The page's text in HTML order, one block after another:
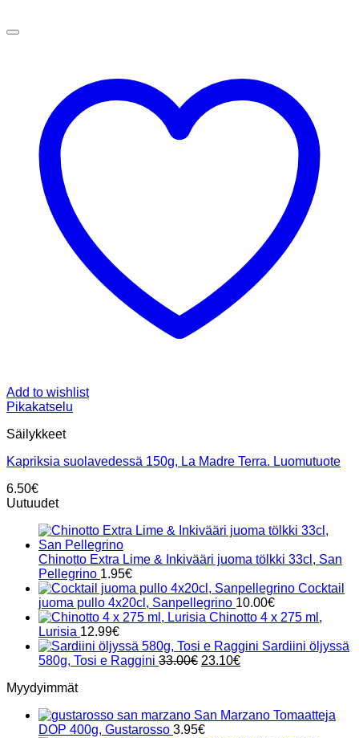
Add to wishlist
Pikakatselu
Säilykkeet
Kapriksia suolavedessä 150g, La Madre Terra. Luomutuote
6.50€
Uutuudet
Chinotto Extra Lime & Inkivääri juoma tölkki 33cl, San
Pellegrino 1.95€
Cocktail
juoma pullo 4x20cl, Sanpellegrino 10.00€
Chinotto 4 x 275 ml,
Lurisia 12.99€
Sardiini öljyssä
580g, Tosi e Raggini 33.00€ Alkuperäinen
23.10€Nykyinen
Myydyimmät
San Marzano Tomaatteja
DOP 400g, Gustarosso 3.95€